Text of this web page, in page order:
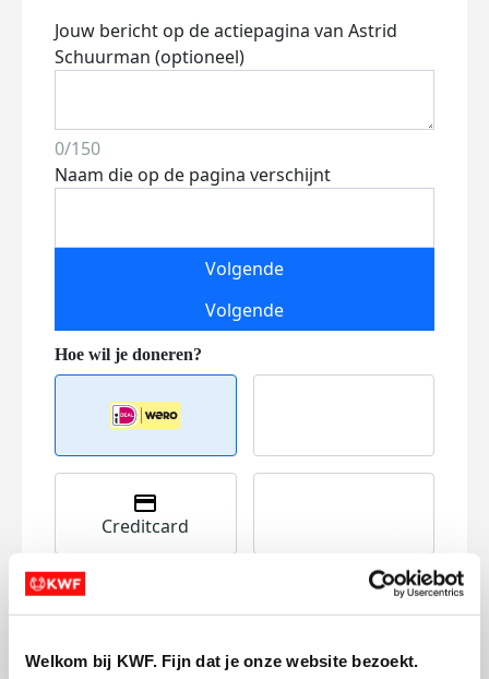
Welkom bij KWF. Fijn dat je onze website bezoekt.
Jouw bericht op de actiepagina van Astrid
Schuurman (optioneel)
0/150
Naam die op de pagina verschijnt
Volgende
Volgende
Creditcard
Referentie